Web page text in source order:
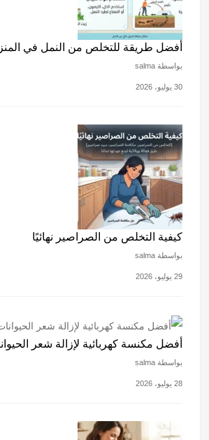
أفضل طريقة للتخلص من النمل في
بواسطة salma
30 يوليو، 2026
كيفية التخلص من الصراصير نهائيًا
بواسطة salma
29 يوليو، 2026
أفضل مكنسة كهربائية لإزالة شعر
بواسطة salma
28 يوليو، 2026